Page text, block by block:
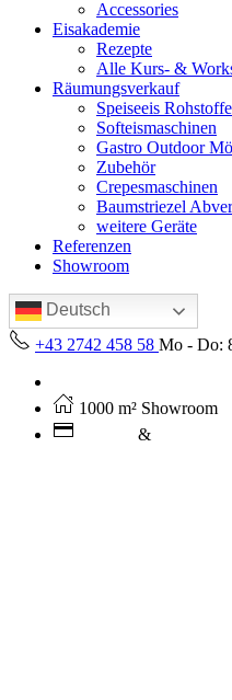
Accessories
Eisakademie
Rezepte
Alle Kurs- &
Räumungsverkauf
Speiseeis
Softeismaschinen
Gastro Outdoor
Zubehör
Crepesmaschinen
Baumstriezel
weitere Geräte
Referenzen
Showroom
Deutsch
+43 2742 458 58 Mo - Do:
1000 m² Showroom
&